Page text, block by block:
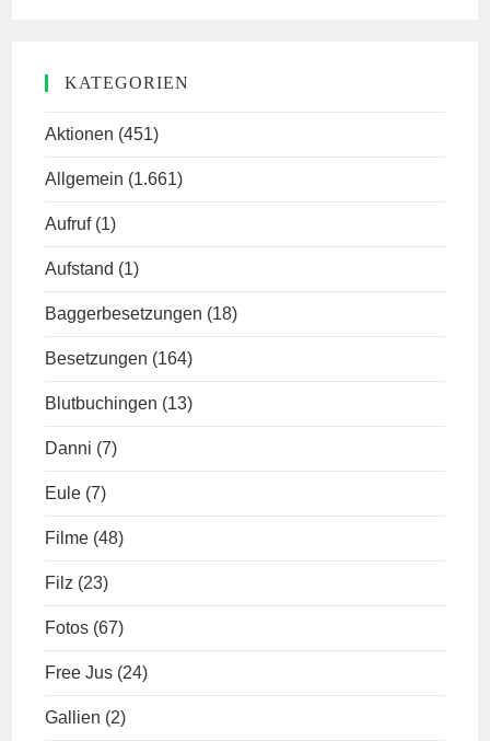
KATEGORIEN
Aktionen (451)
Allgemein (1.661)
Aufruf (1)
Aufstand (1)
Baggerbesetzungen (18)
Besetzungen (164)
Blutbuchingen (13)
Danni (7)
Eule (7)
Filme (48)
Filz (23)
Fotos (67)
Free Jus (24)
Gallien (2)